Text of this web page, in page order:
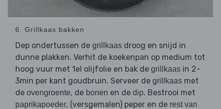
6. Grillkaas bakken
Dep ondertussen de grillkaas droog en snijd in
dunne plakken. Verhit de koekenpan op medium tot
hoog vuur met 1el olijfolie en bak de grillkaas in 2-
3min per kant goudbruin. Serveer de grillkaas met
de ovengroente, de bonen en de dip. Bestrooi met
paprikapoeder, (versgemalen) peper en de rest van